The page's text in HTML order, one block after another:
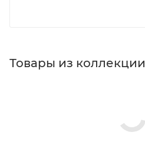
Товары из коллекции